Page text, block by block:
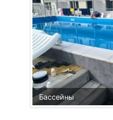
Бассейны